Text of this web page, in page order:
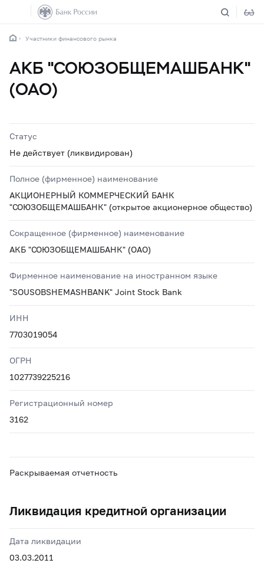
Участники финансового рынка
АКБ "СОЮЗОБЩЕМАШБАНК"
(ОАО)
Статус
Не действует (ликвидирован)
Полное (фирменное) наименование
АКЦИОНЕРНЫЙ КОММЕРЧЕСКИЙ БАНК
"СОЮЗОБЩЕМАШБАНК" (открытое акционерное общество)
Сокращенное (фирменное) наименование
АКБ "СОЮЗОБЩЕМАШБАНК" (ОАО)
Фирменное наименование на иностранном языке
"SOUSOBSHEMASHBANK" Joint Stock Bank
ИНН
7703019054
ОГРН
1027739225216
Регистрационный номер
3162
Раскрываемая отчетность
Ликвидация кредитной организации
Дата ликвидации
03.03.2011